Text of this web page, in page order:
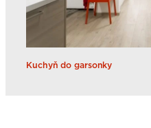
Kuchyň do garsonky